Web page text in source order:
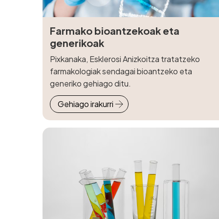
Farmako bioantzekoak eta
generikoak
Pixkanaka, Esklerosi Anizkoitza tratatzeko
farmakologiak sendagai bioantzeko eta
generiko gehiago ditu.
Gehiago irakurri